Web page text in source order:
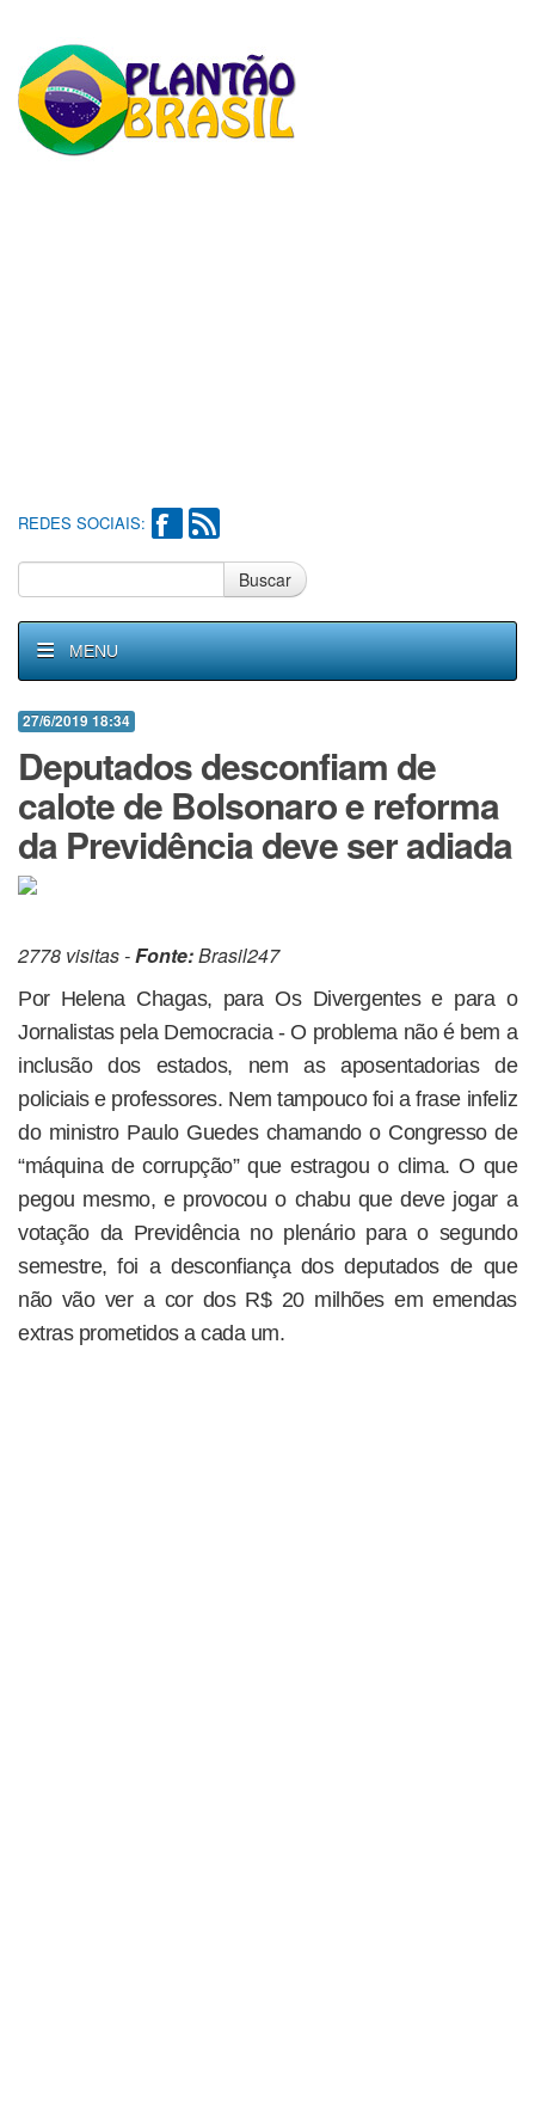
REDES SOCIAIS:
Buscar
MENU
27/6/2019 18:34
Deputados desconfiam de
calote de Bolsonaro e reforma
da Previdência deve ser adiada
2778 visitas -Fonte:Brasil247
Por Helena Chagas, para Os Divergentes e para o
Jornalistas pela Democracia - O problema não é bem a
inclusão dos estados, nem as aposentadorias de
policiais e professores. Nem tampouco foi a frase infeliz
do ministro Paulo Guedes chamando o Congresso de
“máquina de corrupção” que estragou o clima. O que
pegou mesmo, e provocou o chabu que deve jogar a
votação da Previdência no plenário para o segundo
semestre, foi a desconfiança dos deputados de que
não vão ver a cor dos R$ 20 milhões em emendas
extras prometidos a cada um.